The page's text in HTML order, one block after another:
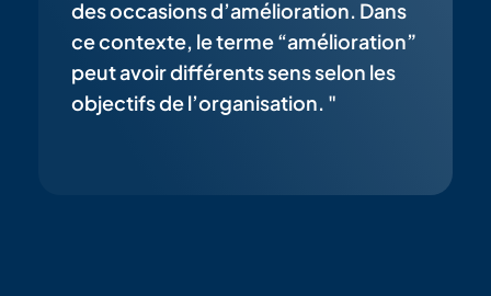
des occasions d’amélioration. Dans
ce contexte, le terme “amélioration”
peut avoir différents sens selon les
objectifs de l’organisation. "